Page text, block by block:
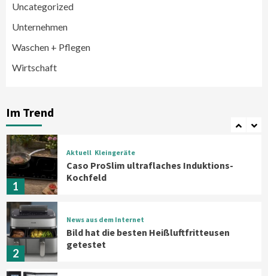
Uncategorized
Unternehmen
Waschen + Pflegen
Wirtschaft
Im Trend
6
Verbraucher setzen immer mehr auf
Klimageräte und Ventilatoren
7
1
Aktuell Kleingeräte
Caso ProSlim ultraflaches Induktions-
Kochfeld
2
News aus dem Internet
Bild hat die besten Heißluftfritteusen
getestet